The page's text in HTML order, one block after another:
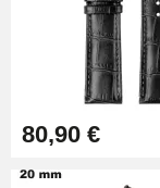
80,90 €